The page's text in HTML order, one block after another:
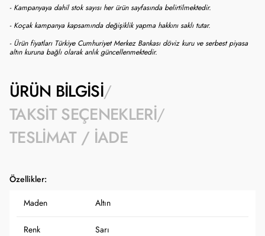
- Kampanyaya dahil stok sayısı her ürün sayfasında belirtilmektedir.
- Koçak kampanya kapsamında değişiklik yapma hakkını saklı tutar.
- Ürün fiyatları Türkiye Cumhuriyet Merkez Bankası döviz kuru ve serbest piyasa
altın kuruna bağlı olarak anlık güncellenmektedir.
ÜRÜN BILGISI
TAKSIT SEÇENEKLERI
TESLIMAT / İADE
Özellikler:
Maden Altın
Renk Sarı